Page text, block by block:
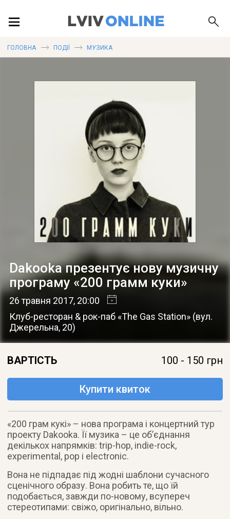
ГОЛОВНА ПОДІЇ МУЗИКА
Dakooka презентує нову музичну
програму «200 грамм куки»
26 травня 2017, 20:00
Клуб-ресторан & рок-паб «The Gas Station» (вул.
Джерельна, 20)
ВАРТІСТЬ 100 - 150 грн
Купити квиток
«200 грам кукі» – нова програма і концертний тур
проекту Dakooka. Її музика – це об’єднання
декількох напрямків: trip-hop, indie-rock,
experimental, pop і electronic.
Вона не підпадає під жодні шаблони сучасного
сценічного образу. Вона робить те, що їй
подобається, завжди по-новому, всупереч
стереотипами: свіжо, оригінально, вільно.